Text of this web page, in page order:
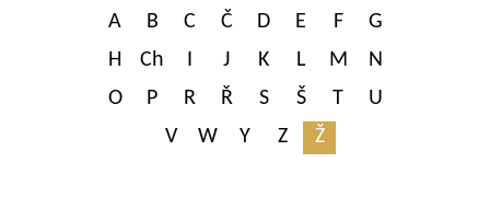
A B C Č D E F
G
H
Ch I J K L M
N
O
P R Ř S Š T
U
V
W Y Z Ž